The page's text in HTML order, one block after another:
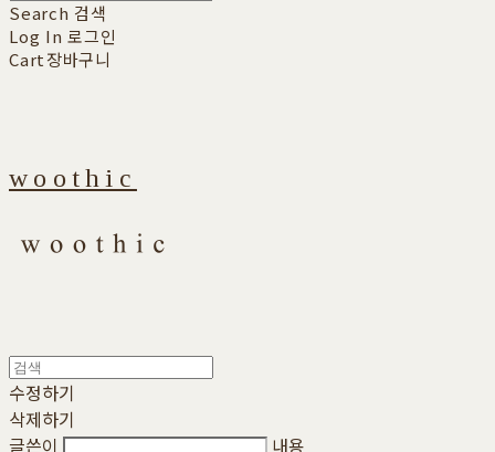
Search 검색
Log In 로그인
Cart장바구니
woothic
수정하기
삭제하기
글쓴이
내용